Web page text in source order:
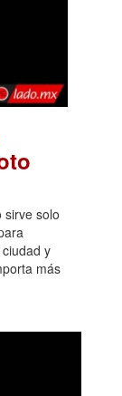
solo
y
más